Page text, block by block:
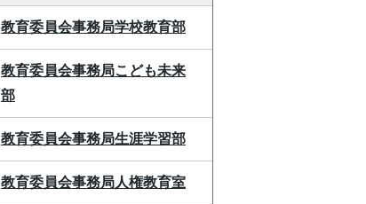
教育委員会事務局学校教育部
教育委員会事務局こども未来
部
教育委員会事務局生涯学習部
教育委員会事務局人権教育室